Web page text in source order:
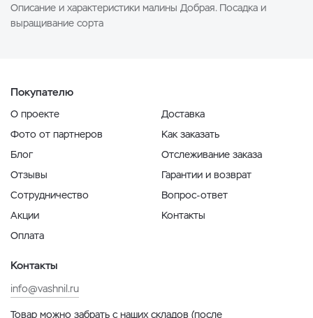
Описание и характеристики малины Добрая. Посадка и
выращивание сорта
Покупателю
О проекте
Фото от партнеров
Блог
Отзывы
Сотрудничество
Акции
Оплата
Доставка
Как заказать
Отслеживание заказа
Гарантии и возврат
Вопрос-ответ
Контакты
Контакты
info@vashnil.ru
Товар можно забрать с наших складов (после